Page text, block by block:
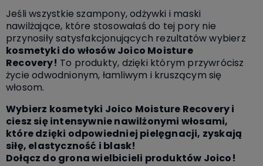
Jeśli wszystkie szampony, odżywki i maski
nawilżające, które stosowałaś do tej pory nie
przynosiły satysfakcjonujących rezultatów wybierz
kosmetyki do włosów Joico Moisture
Recovery! To produkty, dzięki którym przywrócisz
życie odwodnionym, łamliwym i kruszącym się
włosom.
Wybierz kosmetyki Joico Moisture Recovery i
ciesz się intensywnie nawilżonymi włosami,
które dzięki odpowiedniej pielęgnacji, zyskają
siłę, elastyczność i blask!
Dołącz do grona wielbicieli produktów Joico!